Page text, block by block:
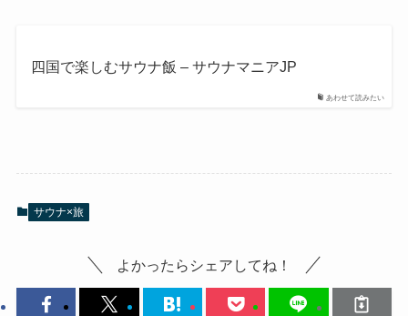
あわせて読みたい
四国で楽しむサウナ飯 – サウナマニアJP
サウナ×旅
よかったらシェアしてね！